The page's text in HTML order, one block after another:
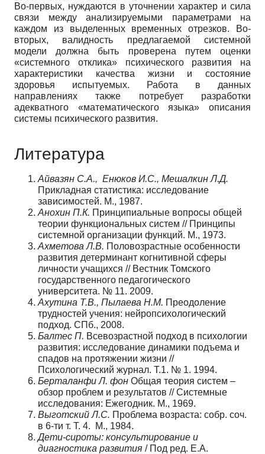
Во-первых, нуждаются в уточнении характер и сила
связи между анализируемыми параметрами на
каждом из выделенных временных отрезков. Во-
вторых, валидность предлагаемой системной
модели должна быть проверена путем оценки
«системного отклика» психического развития на
характеристики качества жизни и состояние
здоровья испытуемых. Работа в данных
направлениях также потребует разработки
адекватного «математического языка» описания
системы психического развития.
Литература
Айвазян С.А., Енюков И.С., Мешалкин Л.Д.
Прикладная статистика: исследование
зависимостей. М., 1987.
Анохин П.К. Принципиальные вопросы общей
теории функциональных систем // Принципы
системной организации функций. М., 1973.
Ахметова Л.В. Половозрастные особенности
развития детерминант когнитивной сферы
личности учащихся // Вестник Томского
государственного педагогического
университета. № 11. 2009.
Ахутина Т.В., Пылаева Н.М. Преодоление
трудностей учения: нейропсихологический
подход. СПб., 2008.
Балтес П. Всевозрастной подход в психологии
развития: исследование динамики подъема и
спадов на протяжении жизни //
Психологический журнал. Т.1. № 1. 1994.
Берталанфи Л. фон Общая теория систем –
обзор проблем и результатов // Системные
исследования: Ежегодник. М., 1969.
Выготский Л.С. Проблема возраста: собр. соч.
в 6-ти т. Т. 4. М., 1984.
Дети-сироты: консультирование и
диагностика развития / Под ред. Е.А.